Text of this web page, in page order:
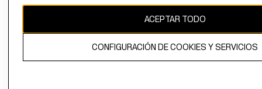
El contenido de esta página web está protegido por copyright y es
ACEPTAR TODO
CONFIGURACIÓN DE COOKIES Y SERVICIOS